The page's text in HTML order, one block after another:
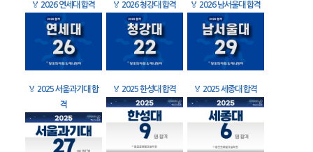
🏅 2026 연세대 합격 🏅 2026 청강대 합격 🏅 2026 남서울대 합격
🏅 2025 서울과기대 합
격
🏅 2025 한성대 합격 🏅 2025 세종대 합격